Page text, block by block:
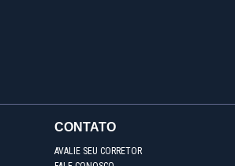
CONTATO
AVALIE SEU CORRETOR